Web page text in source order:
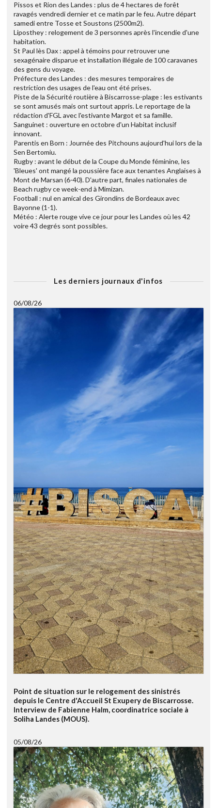
Pissos et Rion des Landes : plus de 4 hectares de forêt
ravagés vendredi dernier et ce matin par le feu. Autre départ
samedi entre Tosse et Soustons (2500m2).
Liposthey : relogement de 3 personnes après l'incendie d'une
habitation.
St Paul lès Dax : appel à témoins pour retrouver une
sexagénaire disparue et installation illégale de 100 caravanes
des gens du voyage.
Préfecture des Landes : des mesures temporaires de
restriction des usages de l'eau ont été prises.
Piste de la Sécurité routière à Biscarrosse-plage : les estivants
se sont amusés mais ont surtout appris. Le reportage de la
rédaction d'FGL avec l'estivante Margot et sa famille.
Sanguinet : ouverture en octobre d'un Habitat inclusif
innovant.
Parentis en Born : Journée des Pitchouns aujourd'hui lors de la
Sen Bertomiu.
Rugby : avant le début de la Coupe du Monde féminine, les
'Bleues' ont mangé la poussière face aux tenantes Anglaises à
Mont de Marsan (6-40). D'autre part, finales nationales de
Beach rugby ce week-end à Mimizan.
Football : nul en amical des Girondins de Bordeaux avec
Bayonne (1-1).
Météo : Alerte rouge vive ce jour pour les Landes où les 42
voire 43 degrés sont possibles.
Les derniers journaux d'infos
06/08/26
Point de situation sur le relogement des sinistrés
depuis le Centre d'Accueil St Exupery de Biscarrosse.
Interview de Fabienne Halm, coordinatrice sociale à
Soliha Landes (MOUS).
05/08/26